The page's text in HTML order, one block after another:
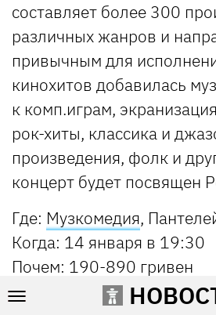
составляет более 300
различных жанров и
привычным для
кинохитов добавилась
к комп.играм,
рок-хиты, классика и
произведения, фолк и
концерт будет посвящен
Где: Музкомедия,
Когда: 14 января в 19:30
Почем: 190-890 гривен
Купить билеты